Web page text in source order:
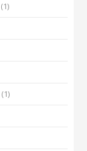
(1)
(1)